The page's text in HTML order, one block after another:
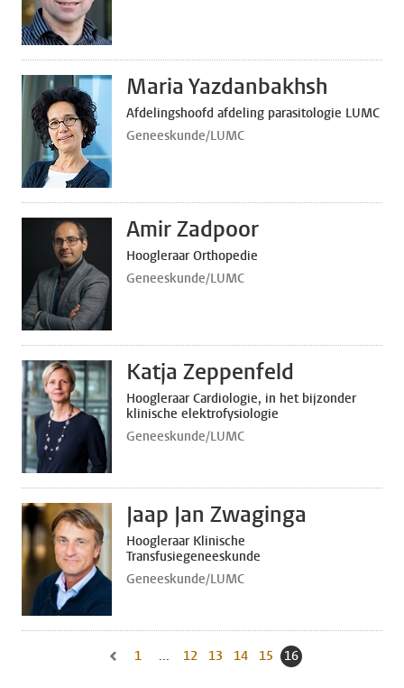
Maria Yazdanbakhsh
Afdelingshoofd afdeling parasitologie LUMC
Geneeskunde/LUMC
Amir Zadpoor
Hoogleraar Orthopedie
Geneeskunde/LUMC
Katja Zeppenfeld
Hoogleraar Cardiologie, in het bijzonder
klinische elektrofysiologie
Geneeskunde/LUMC
Jaap Jan Zwaginga
Hoogleraar Klinische
Transfusiegeneeskunde
Geneeskunde/LUMC
Naar vorige pagina, pagina 15
Naar eerste pagina, pagina
1 ... Naar pagina
12 Naar pagina
13 Naar pagina
14 Naar pagina
15 Huidige pagina,
16